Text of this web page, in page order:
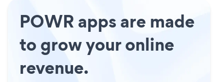
POWR apps are made
to grow your online
revenue.